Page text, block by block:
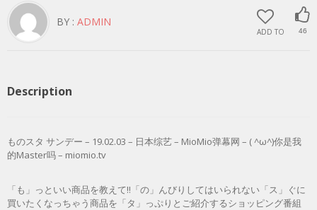
ADD TO 46
BY : ADMIN
Description
ものスタ サンデー – 19.02.03 – 日本综艺 – MioMio弹幕网 – ( ^ω^)你是我
的Master吗 – miomio.tv
「も」っといい商品を教えて!!「の」んびりしてはいられない「ス」ぐに
買いたくなっちゃう商品を「タ」っぷりとご紹介するショッピング番組